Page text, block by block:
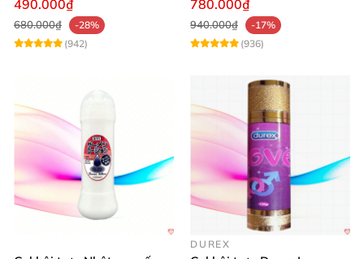
490.000₫
680.000₫
-28%
(942)
780.000₫
940.000₫
-17%
(936)
DUREX